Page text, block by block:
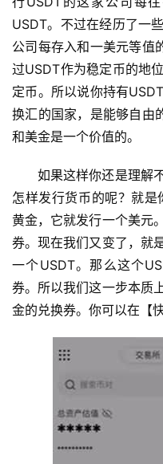
析
币
圈
常
见
问
USDT。不过在经历了一
公司每存入和一美元等值
过USDT作为稳定币的地
定币。所以说你持有
换汇的国家，是能够自由
和美金是一个价值的。
如果这样你还是理解
怎样发行货币的呢？就是
黄金，它就发行一个美元
券。现在我们又变了，就
一个USDT。那么这个
券。所以我们这一步本质
金的兑换券。你可以在【